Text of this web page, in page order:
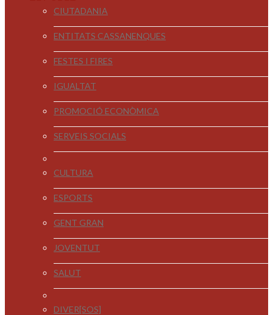
CIUTADANIA
ENTITATS CASSANENQUES
FESTES I FIRES
IGUALTAT
PROMOCIÓ ECONÒMICA
SERVEIS SOCIALS
CULTURA
ESPORTS
GENT GRAN
JOVENTUT
SALUT
DIVER[SOS]